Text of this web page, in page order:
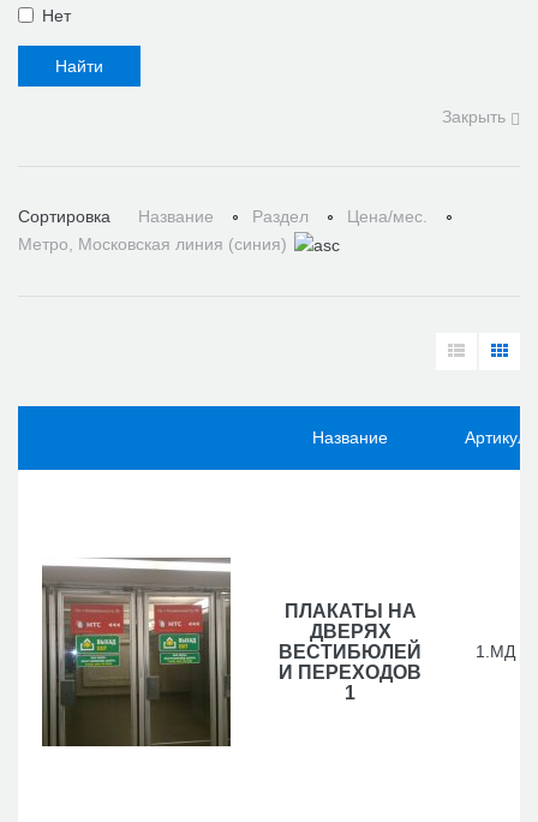
Нет
Закрыть
Сортировка Название Раздел
Цена/мес.
Метро, Московская линия (синия)
Название Артикул
ПЛАКАТЫ НА
ДВЕРЯХ
ВЕСТИБЮЛЕЙ
И ПЕРЕХОДОВ
1
1.МД